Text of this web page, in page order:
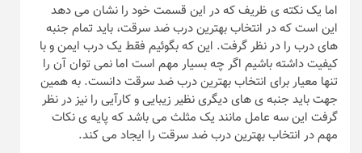
اما یک نکته ی ظریف که در این قسمت خود را نشان می دهد
این است که در انتخاب بهترین درب ضد سرقت، باید تمام جنبه
های درب را در نظر گرفت. این که بگوئیم فقط یک درب ایمن و با
کیفیت داشته باشیم اگر چه بسیار مهم است اما نمی توان آن را
تنها معیار برای انتخاب بهترین درب ضد سرقت دانست. به همین
جهت باید جنبه ی های دیگری نظیر زیبایی و کارآیی را نیز در نظر
گرفت این سه عامل مانند یک مثلث می باشد که پایه ی نکات
مهم در انتخاب بهترین درب ضد سرقت را ایجاد می کند.